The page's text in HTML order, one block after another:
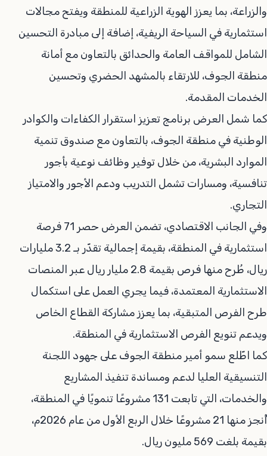
والزراعة، بما يعزز الهوية الزراعية للمنطقة ويفتح مجالات
استثمارية في السياحة الريفية، إضافة إلى مبادرة التحسين
الشامل للمواقف العامة والحدائق بالتعاون مع أمانة
منطقة الجوف، للارتقاء بالمشهد الحضري وتحسين
الخدمات المقدمة.
كما شمل العرض برنامج تعزيز استقرار الكفاءات والكوادر
الوطنية في منطقة الجوف، بالتعاون مع صندوق تنمية
الموارد البشرية، من خلال توفير وظائف نوعية بأجور
تنافسية، ومسارات تشمل التدريب ودعم الأجور والامتياز
التجاري.
وفي الجانب الاقتصادي، تضمن العرض حصر 71 فرصة
استثمارية في المنطقة، بقيمة إجمالية تقدّر بـ 3.2 مليارات
ريال، طُرح منها فرص بقيمة 2.8 مليار ريال عبر المنصات
الاستثمارية المعتمدة، فيما يجري العمل على استكمال
طرح الفرص المتبقية، بما يعزز مشاركة القطاع الخاص
ويدعم تنويع الفرص الاستثمارية في المنطقة.
كما اطّلع سمو أمير منطقة الجوف على جهود اللجنة
التنسيقية العليا لدعم ومساندة تنفيذ المشاريع
والخدمات، التي تابعت 131 مشروعًا تنمويًا في المنطقة،
أُنجز منها 21 مشروعًا خلال الربع الأول من عام 2026م،
بقيمة بلغت 569 مليون ريال.